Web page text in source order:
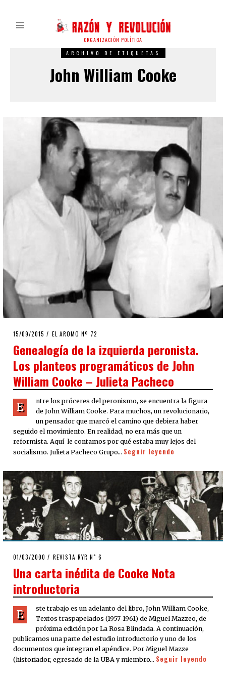
ORGANIZACIÓN POLÍTICA
ARCHIVO DE ETIQUETAS
John William Cooke
POSTED
15/09/2015 EL AROMO Nº 72
Genealogía de la izquierda peronista.
Los planteos programáticos de John
William Cooke – Julieta Pacheco
E
ntre los próceres del peronismo, se encuentra la figura
de John William Cooke. Para muchos, un revolucionario,
un pensador que marcó el camino que debiera haber
seguido el movimiento. En realidad, no era más que un
reformista. Aquí le contamos por qué estaba muy lejos del
socialismo. Julieta Pacheco Grupo… Seguir leyendo
POSTED
01/03/2000 02/04/2020
REVISTA RYR N˚ 6
Una carta inédita de Cooke Nota
introductoria
E
ste trabajo es un adelanto del libro, John William Cooke,
Textos traspapelados (1957-1961) de Miguel Mazzeo, de
próxima edición por La Rosa Blindada. A continuación,
publicamos una parte del estudio introductorio y uno de los
documentos que integran el apéndice. Por Miguel Mazze
(historiador, egresado de la UBA y miembro… Seguir leyendo